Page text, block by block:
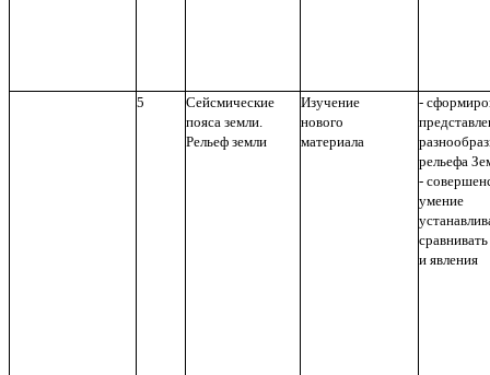
5
Сейсмические
пояса земли.
Рельеф земли
Изучение
нового
материала
-
рельефа
-
умение
и явления